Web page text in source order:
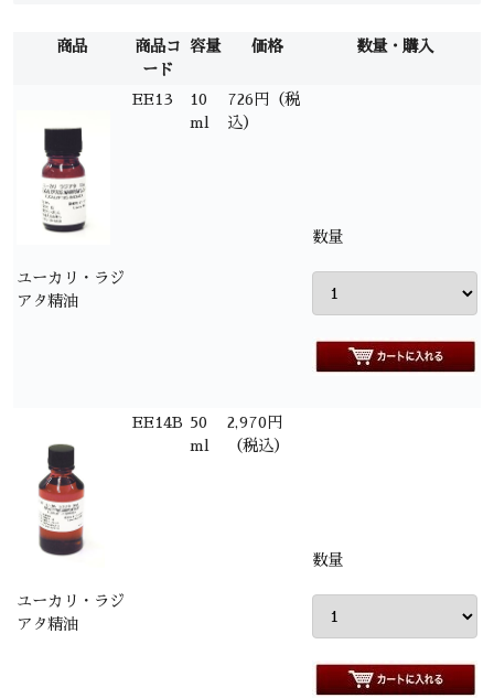
商品
商品コ
ード
容量 価格 数量・購入
ユーカリ・ラジ
アタ精油
EE13
10
ml
726円（税
込）
数量
ユーカリ・ラジ
アタ精油
EE14B 50
ml
2,970円
（税込）
数量